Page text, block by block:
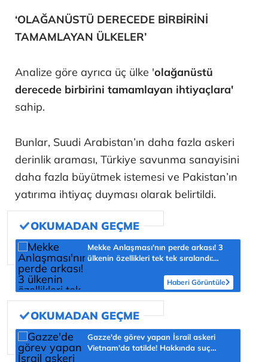
‘OLAĞANÜSTÜ DERECEDE BİRBİRİNİ
TAMAMLAYAN ÜLKELER’
Analize göre ayrıca üç ülke 'olağanüstü
derecede birbirini tamamlayan ihtiyaçlara'
sahip.
Bunlar, Suudi Arabistan’ın daha fazla askeri
derinlik araması, Türkiye savunma sanayisini
daha fazla büyütmek istemesi ve Pakistan’ın
yatırıma ihtiyaç duyması olarak belirtildi.
Mekke Anlaşması'nın perde arkası! 3
ülkenin özellikleri tek tek sıralandı:
Haberi Görüntüle
Gazze'de görev yapan İsrail askeri
Vietnam'da tatilde! Hakkında suç